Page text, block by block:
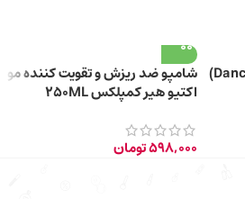
ماسک مو دنس هیر (Dance Hair) شامپو ضد ریزش و تقویت کننده مو
اکتیو هیر کمپلکس 250ML
598,000تومان